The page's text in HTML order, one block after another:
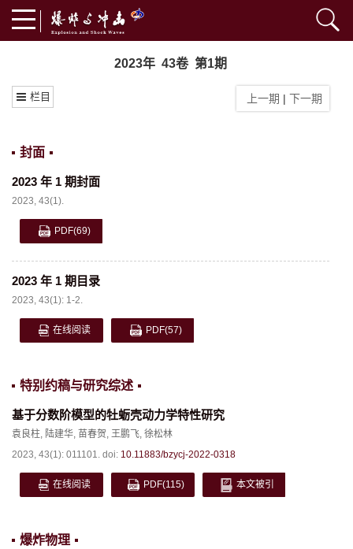
2023年 43卷 第1期
栏目 上一期 | 下一期
封面
2023 年 1 期封面
2023, 43(1).
PDF(69)
2023 年 1 期目录
2023, 43(1): 1-2.
在线阅读 PDF(57)
特别约稿与研究综述
基于分数阶模型的牡蛎壳动力学特性研究
袁良柱, 陆建华, 苗春贺, 王鹏飞, 徐松林
2023, 43(1): 011101. doi: 10.11883/bzycj-2022-0318
在线阅读 PDF(115) 本文被引
爆炸物理